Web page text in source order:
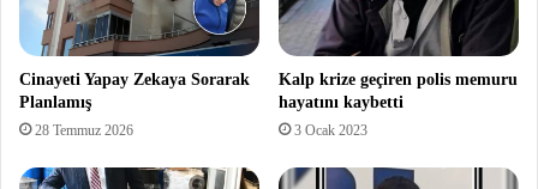
Cinayeti Yapay Zekaya Sorarak
Planlamış
28 Temmuz 2026
Kalp krize geçiren polis memuru
hayatını kaybetti
3 Ocak 2023